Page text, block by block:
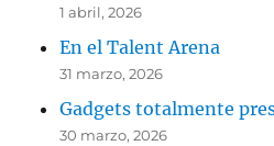
1 abril, 2026
En el Talent Arena
31 marzo, 2026
Gadgets totalmente
30 marzo, 2026